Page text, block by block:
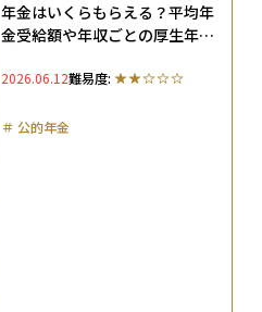
年金はいくらもらえる？平均年
金受給額や年収ごとの厚生年金
かを解説
2026.06.12難易度:
＃ 公的年金